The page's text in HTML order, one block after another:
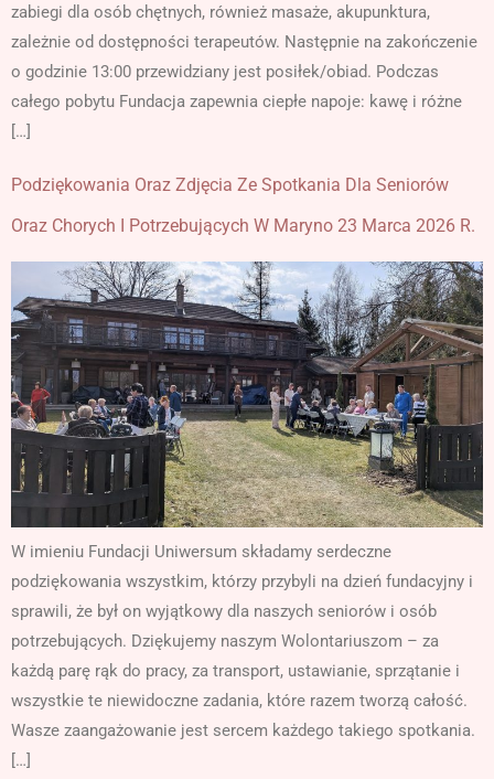
zabiegi dla osób chętnych, również masaże, akupunktura,
zależnie od dostępności terapeutów. Następnie na zakończenie
o godzinie 13:00 przewidziany jest posiłek/obiad. Podczas
całego pobytu Fundacja zapewnia ciepłe napoje: kawę i różne
[…]
Podziękowania Oraz Zdjęcia Ze Spotkania Dla Seniorów
Oraz Chorych I Potrzebujących W Maryno 23 Marca 2026 R.
W imieniu Fundacji Uniwersum składamy serdeczne
podziękowania wszystkim, którzy przybyli na dzień fundacyjny i
sprawili, że był on wyjątkowy dla naszych seniorów i osób
potrzebujących. Dziękujemy naszym Wolontariuszom – za
każdą parę rąk do pracy, za transport, ustawianie, sprzątanie i
wszystkie te niewidoczne zadania, które razem tworzą całość.
Wasze zaangażowanie jest sercem każdego takiego spotkania.
[…]